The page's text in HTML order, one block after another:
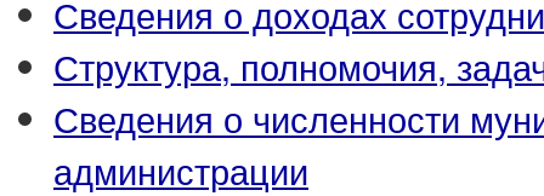
Сведения о доходах
Структура, полномочия,
Сведения о численности
администрации